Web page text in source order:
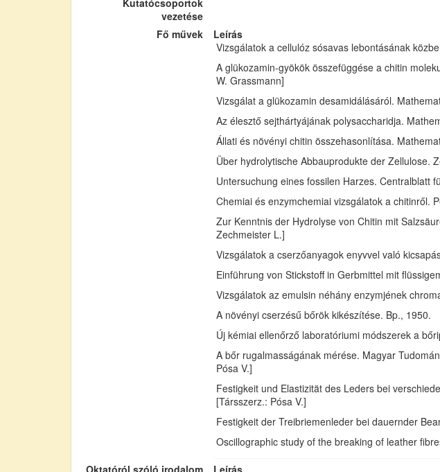
Kutatócsoportok
vezetése
Fő művek
Leírás
Vizsgálatok a cellulóz sósavas lebontásának
A glükozamin-gyökök összefüggése a chitin
W. Grassmann]
Vizsgálat a glükozamin desamidálásáról.
Az élesztő sejthártyájának polysaccharidja.
Állati és növényi chitin összehasonlítása.
Über hydrolytische Abbauprodukte der Zellulose.
Untersuchung eines fossilen Harzes. Centralblatt
Chemiai és enzymchemiai vizsgálatok a chitinről.
Zur Kenntnis der Hydrolyse von Chitin mit
Zechmeister L.]
Vizsgálatok a cserzőanyagok enyvvel való
Einführung von Stickstoff in Gerbmittel mit
Vizsgálatok az emulsin néhány enzymjének
A növényi cserzésű bőrök kikészítése. Bp., 1950.
Új kémiai ellenőrző laboratóriumi módszerek a
A bőr rugalmasságának mérése. Magyar
Pósa V.]
Festigkeit und Elastizität des Leders bei
[Társszerz.: Pósa V.]
Festigkeit der Treibriemenleder bei dauernder
Oscillographic study of the breaking of leather